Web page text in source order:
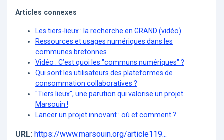
Articles connexes
Les tiers-lieux : la recherche en GRAND (vidéo)
Ressources et usages numériques dans les
communes bretonnes
Vidéo : C’est quoi les "communs numériques" ?
Qui sont les utilisateurs des plateformes de
consommation collaboratives ?
"Tiers lieux", une parution qui valorise un projet
Marsouin !
Lancer un projet innovant : où et comment ?
URL: https://www.marsouin.org/article119...